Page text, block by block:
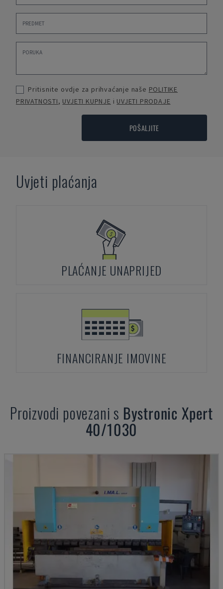
Pritisnite ovdje za prihvaćanje naše POLITIKE
PRIVATNOSTI, UVJETI KUPNJE i UVJETI PRODAJE
POŠALJITE
Uvjeti plaćanja
PLAĆANJE UNAPRIJED
FINANCIRANJE IMOVINE
Proizvodi povezani s Bystronic Xpert
40/1030